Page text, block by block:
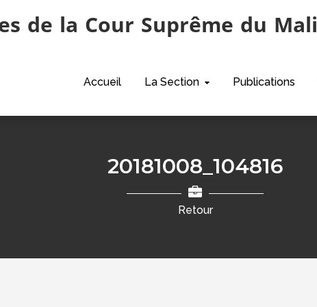
de la Cour Suprême du Mali
Accueil La Section Publications
20181008_104816
Retour